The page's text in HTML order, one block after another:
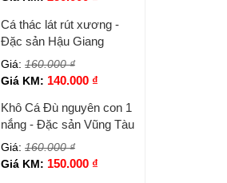
Cá thác lát rút xương -
Đặc sản Hậu Giang
Giá: 160.000₫
Giá KM: 140.000 ₫
Khô Cá Đù nguyên con 1
nắng - Đặc sản Vũng Tàu
Giá: 160.000₫
Giá KM: 150.000 ₫